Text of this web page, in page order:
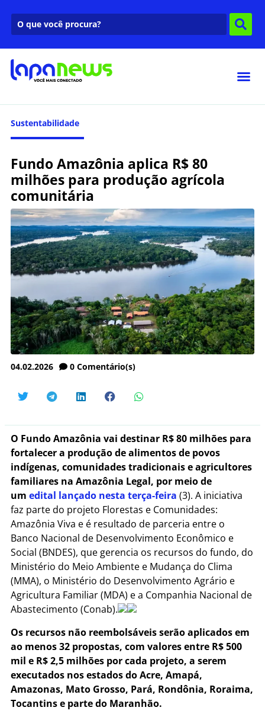
Sustentabilidade
Fundo Amazônia aplica R$ 80
milhões para produção agrícola
comunitária
04.02.2026 0 Comentário(s)
O Fundo Amazônia vai destinar R$ 80 milhões para
fortalecer a produção de alimentos de povos
indígenas, comunidades tradicionais e agricultores
familiares na Amazônia Legal, por meio de
um edital lançado nesta terça-feira (3). A iniciativa
faz parte do projeto Florestas e Comunidades:
Amazônia Viva e é resultado de parceria entre o
Banco Nacional de Desenvolvimento Econômico e
Social (BNDES), que gerencia os recursos do fundo, do
Ministério do Meio Ambiente e Mudança do Clima
(MMA), o Ministério do Desenvolvimento Agrário e
Agricultura Familiar (MDA) e a Companhia Nacional de
Abastecimento (Conab).
Os recursos não reembolsáveis serão aplicados em
ao menos 32 propostas, com valores entre R$ 500
mil e R$ 2,5 milhões por cada projeto, a serem
executados nos estados do Acre, Amapá,
Amazonas, Mato Grosso, Pará, Rondônia, Roraima,
Tocantins e parte do Maranhão.